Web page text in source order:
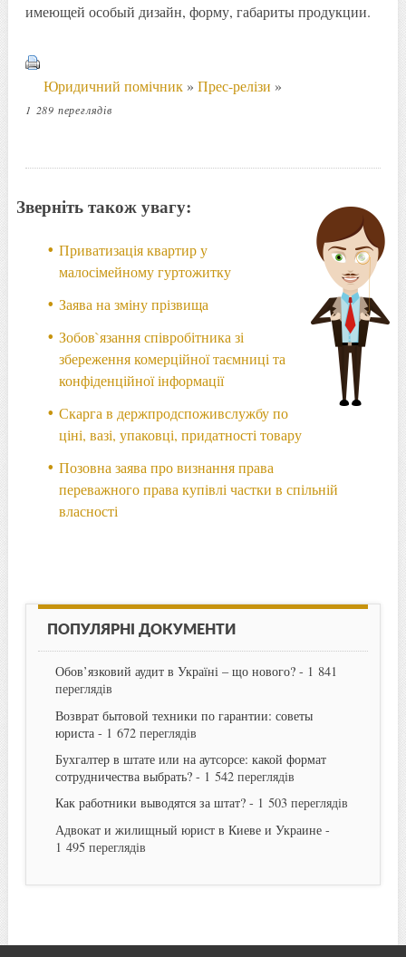
имеющей особый дизайн, форму, габариты продукции.
Юридичний помічник» Прес-релізи »
1 289 переглядів
Зверніть також увагу:
Приватизація квартир у
малосімейному гуртожитку
Заява на зміну прізвища
Зобов`язання співробітника зі
збереження комерційної таємниці та
конфіденційної інформації
Скарга в держпродспоживслужбу по
ціні, вазі, упаковці, придатності товару
Позовна заява про визнання права
переважного права купівлі частки в спільній
власності
ПОПУЛЯРНІ ДОКУМЕНТИ
Обов’язковий аудит в Україні – що нового?- 1 841
переглядів
Возврат бытовой техники по гарантии: советы
юриста- 1 672 переглядів
Бухгалтер в штате или на аутсорсе: какой формат
сотрудничества выбрать?- 1 542 переглядів
Как работники выводятся за штат?- 1 503 переглядів
Адвокат и жилищный юрист в Киеве и Украине-
1 495 переглядів